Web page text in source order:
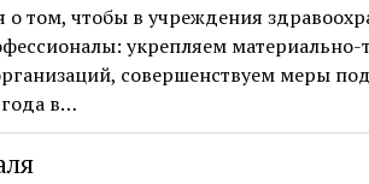
о том, чтобы в учреждения
укрепляем материально-
совершенствуем меры
в…